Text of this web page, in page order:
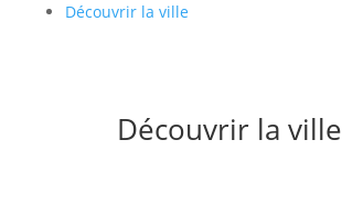
Découvrir la ville
Découvrir la ville